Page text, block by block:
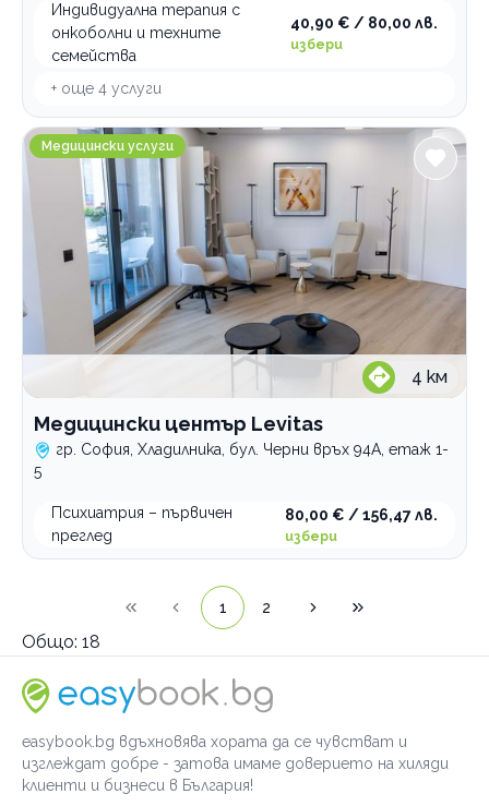
Индивидуална терапия с
онкоболни и техните
семейства
40,90 € / 80,00 лв.
избери
+ още 4 услуги
Медицински център Levitas
Медицински услуги
4 км
Медицински център Levitas
гр. София, Хладилника, бул. Черни връх 94A, етаж 1-
5
Психиатрия – първичен
преглед
80,00 € / 156,47 лв.
избери
1 2
Общо: 18
easybook.bg вдъхновява хората да се чувстват и
изглеждат добре - затова имаме доверието на хиляди
клиенти и бизнеси в България!